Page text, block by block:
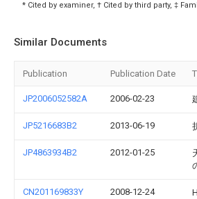
* Cited by examiner, † Cited by third party, ‡
Similar Documents
Publication Publication Date
JP2006052582A 2006-02-23
JP5216683B2 2013-06-19
JP4863934B2 2012-01-25
CN201169833Y 2008-12-24